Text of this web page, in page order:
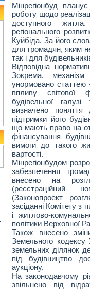
Мінрегіонбуд
роботу щодо
доступного
регіонального
Куйбіда. За його
для громадян, яким
так і для
Відповідна
Зокрема, механізм
унормовано статтею
впливу світової
будівельної
визначено
підтримки його
що мають право на
фінансування
вимоги до такого
вартості.
Мінрегіонбудом
забезпечення
внесено на
(реєстраційний
(Законопроект
засіданні Комітету з
і житлово-
політики Верховної
Також внесено
Земельного
земельних ділянок
під будівництво
аукціону.
На законодавчому
звільнено від